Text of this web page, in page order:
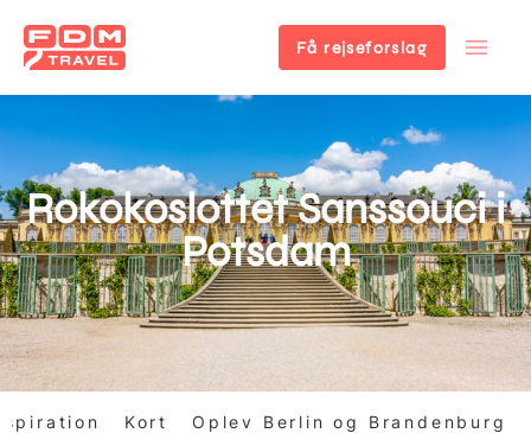
til
hovedindhold
Få rejseforslag
Rokokoslottet Sanssouci i
Potsdam
Kort Oplev Berlin og Brandenburg